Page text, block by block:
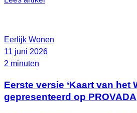
Eerlijk Wonen
11 juni 2026
2 minuten
Eerste versie ‘Kaart van het
gepresenteerd op PROVADA